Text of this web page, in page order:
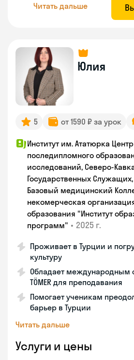
Читать дальше
Юлия
5 от 1590 ₽ за урок
Институт им. Ататюрка Центр
последипломного
исследований, Северо-
Государственных
Базовый медицинский
некомерческая
образования "Институт
программ" • 2025 г.
Проживает в Турции и
культуру
Обладает международным
TÖMER для преподавания
Помогает ученикам
барьер в Турции
Читать дальше
Услуги и цены